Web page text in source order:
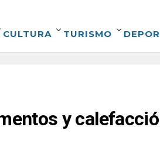
CULTURA TURISMO
y